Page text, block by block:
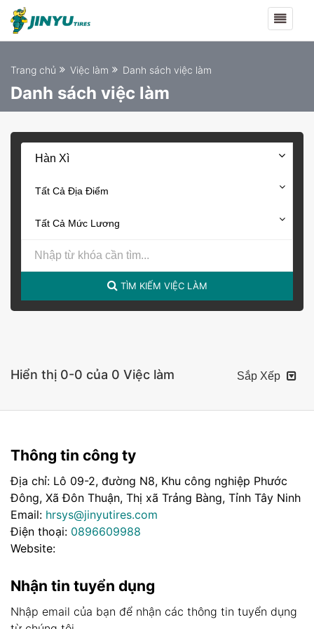
Trang chủ Việc làm Danh sách việc làm
Danh sách việc làm
Hàn Xì
Tất Cả Địa Điểm
Tất Cả Mức Lương
TÌM KIẾM VIỆC LÀM
Hiển thị 0-0 của 0 Việc làm Sắp Xếp
Thông tin công ty
Địa chỉ: Lô 09-2, đường N8, Khu công nghiệp Phước
Đông, Xã Đôn Thuận, Thị xã Trảng Bàng, Tỉnh Tây Ninh
Email: hrsys@jinyutires.com
Điện thoại: 0896609988
Website:
Nhận tin tuyển dụng
Nhập email của bạn để nhận các thông tin tuyển dụng